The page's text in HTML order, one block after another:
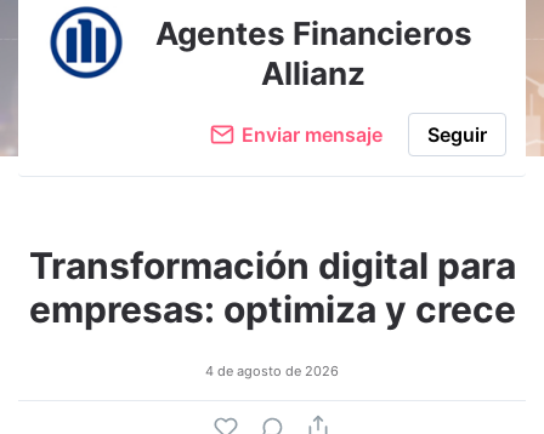
Agentes Financieros
Allianz
Enviar mensaje Seguir
Transformación digital para
empresas: optimiza y crece
4 de agosto de 2026